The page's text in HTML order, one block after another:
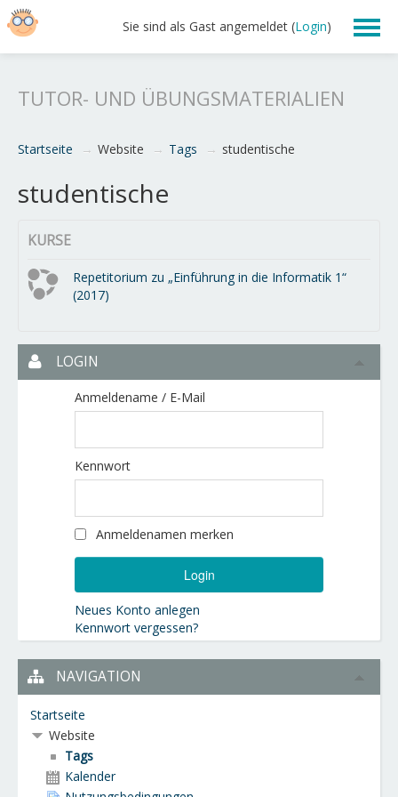
Sie sind als Gast angemeldet (Login)
TUTOR- UND ÜBUNGSMATERIALIEN
Startseite → Website → Tags → studentische
studentische
KURSE
Repetitorium zu „Einführung in die Informatik 1“
(2017)
LOGIN
Anmeldename / E-Mail
Kennwort
Anmeldenamen merken
Neues Konto anlegen
Kennwort vergessen?
NAVIGATION
Startseite
Website
Tags
Kalender